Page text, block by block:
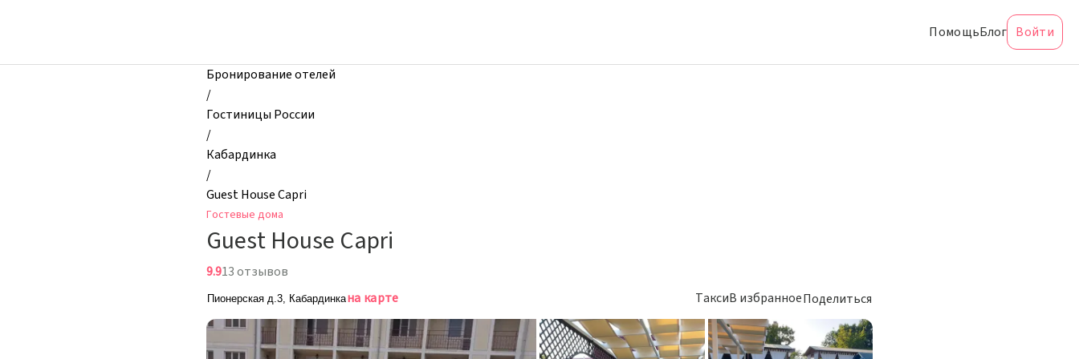
дома,
ПомощьБлог Войти
Бронирование отелей
/
Гостиницы России
/
Кабардинка
/
Guest House Capri
Гостевые дома
Guest House Capri
9.913 отзывов
Пионерская д.3, Кабардинкана карте ТаксиВ избранноеПоделиться